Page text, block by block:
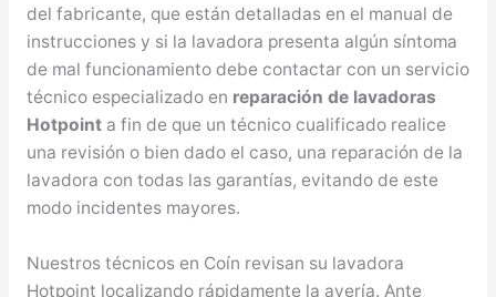
del fabricante, que están detalladas en el manual de
instrucciones y si la lavadora presenta algún síntoma
de mal funcionamiento debe contactar con un servicio
técnico especializado en reparación de lavadoras
Hotpointa fin de que un técnico cualificado realice
una revisión o bien dado el caso, una reparación de la
lavadora con todas las garantías, evitando de este
modo incidentes mayores.
Nuestros técnicos en Coín revisan su lavadora
Hotpoint localizando rápidamente la avería. Ante